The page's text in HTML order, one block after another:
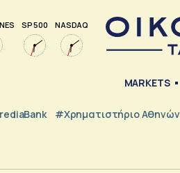
SP 500 NASDAQ
MARKETS
#Χρηματιστήριο Αθηνών